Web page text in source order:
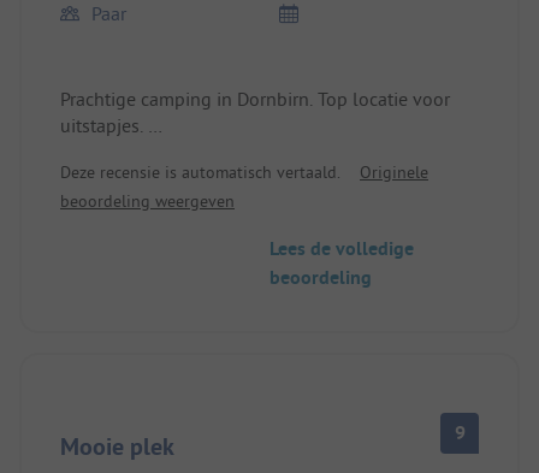
Paar
Prachtige camping in Dornbirn. Top locatie voor
uitstapjes.
behulpzaam. De sanitaire voorzieningen zijn goed
onderhouden en schoon 🧼. Alles is tiptop 👌🏻
Deze recensie is automatisch vertaald.
Originele
beoordeling weergeven
Lees de volledige
beoordeling
Mooie plek 9